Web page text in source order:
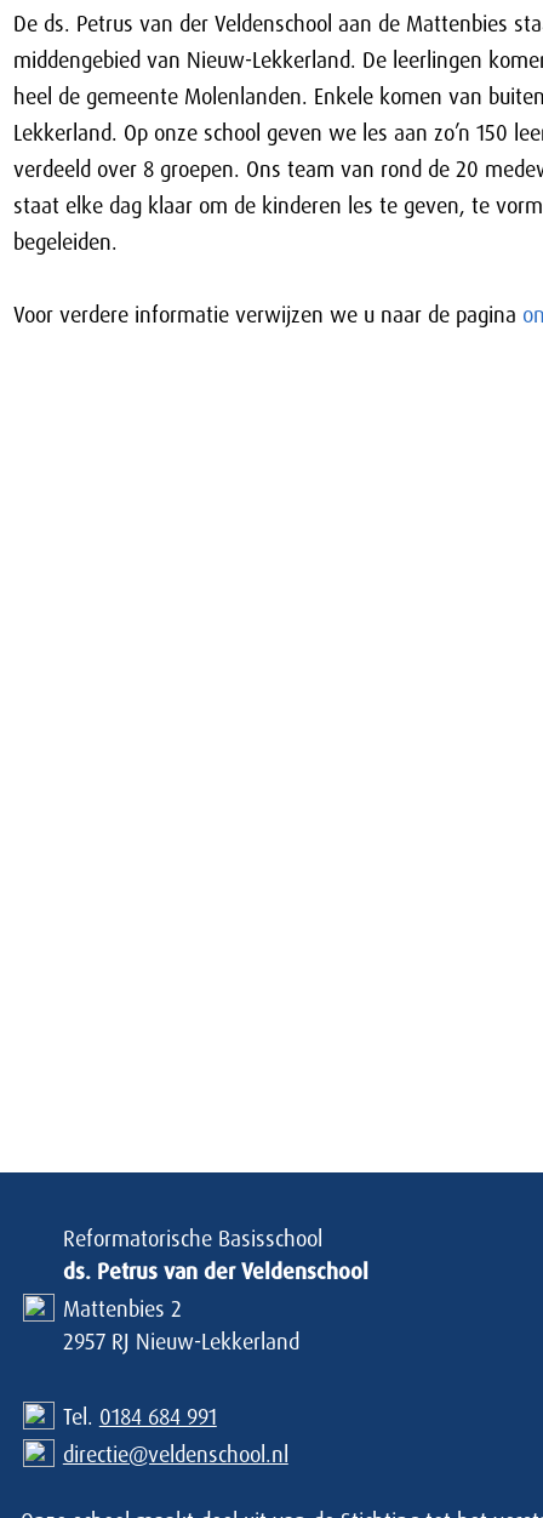
De ds. Petrus van der Veldenschool aan de Mattenbies
middengebied van Nieuw-Lekkerland. De leerlingen
heel de gemeente Molenlanden. Enkele komen van
Lekkerland. Op onze school geven we les aan zo’n 150
verdeeld over 8 groepen. Ons team van rond de 20
staat elke dag klaar om de kinderen les te geven, te
begeleiden.
Voor verdere informatie verwijzen we u naar de pagina
Reformatorische Basisschool
ds. Petrus van der Veldenschool
Mattenbies 2
2957 RJ Nieuw-Lekkerland
Tel. 0184 684 991
directie@veldenschool.nl